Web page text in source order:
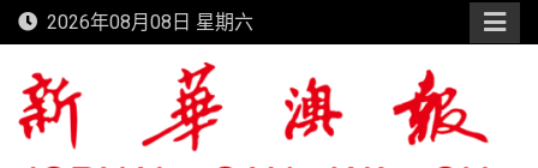
Skip
to
content
2026年08月08日 星期六